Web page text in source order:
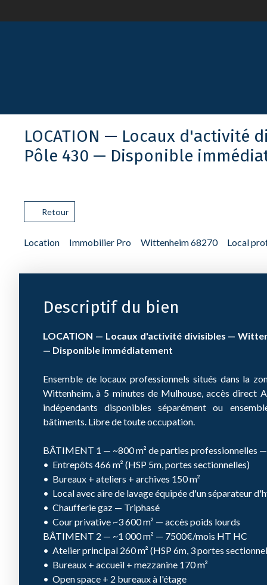
LOCATION — Locaux d'activité
Pôle 430 — Disponible
Retour
Location Immobilier Pro Wittenheim 68270 Local
Descriptif du bien
LOCATION — Locaux d'activité divisibles —
— Disponible immédiatement
Ensemble de locaux professionnels situés dans la
Wittenheim, à 5 minutes de Mulhouse, accès direct
indépendants disponibles séparément ou
bâtiments. Libre de toute occupation.
BÂTIMENT 1 — ~800 m² de parties professionnelles
Entrepôts 466 m² (HSP 5m, portes sectionnelles)
Bureaux + ateliers + archives 150 m²
Local avec aire de lavage équipée d'un séparateur
Chaufferie gaz — Triphasé
Cour privative ~3 600 m² — accès poids lourds
BÂTIMENT 2 — ~1 000 m² — 7500€/mois HT HC
Atelier principal 260 m² (HSP 6m, 3 portes
Bureaux + accueil + mezzanine 170 m²
Open space + 2 bureaux à l'étage